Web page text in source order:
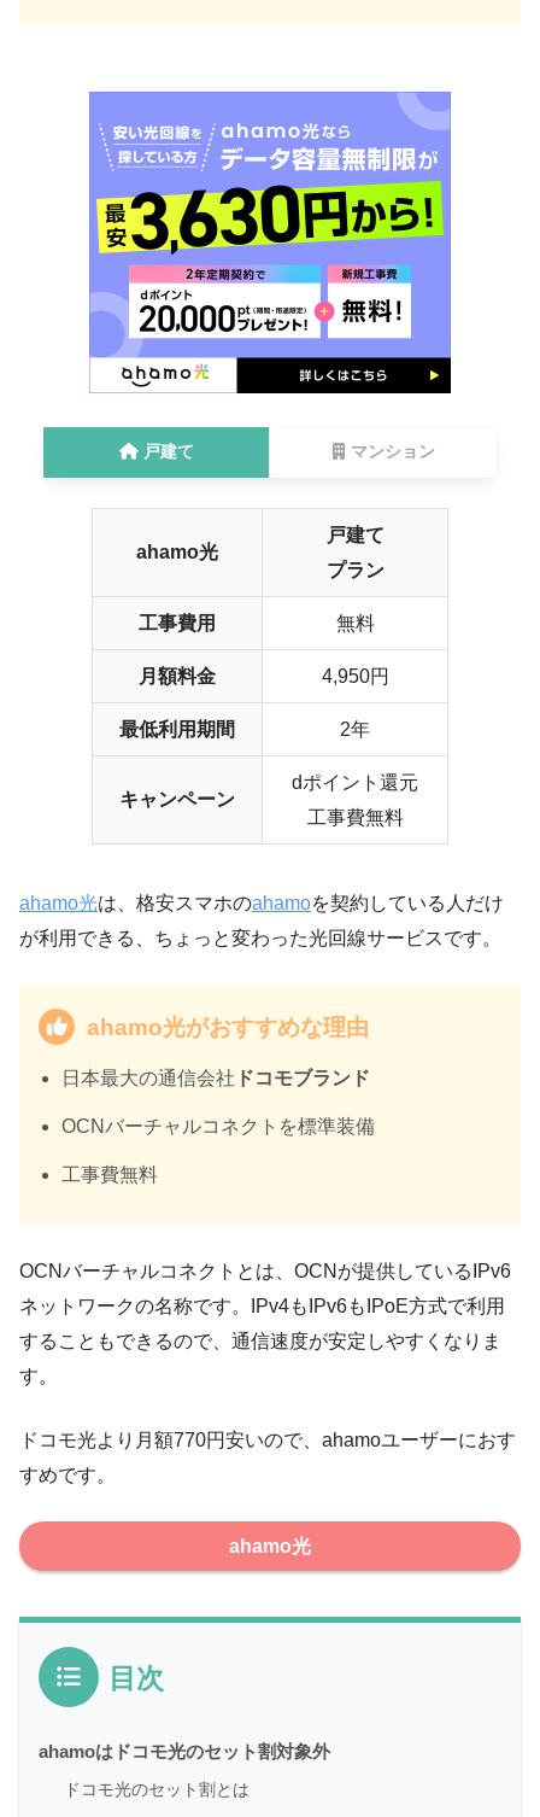
戸建て マンション
ahamo光
戸建て
プラン
工事費用 無料
月額料金 4,950円
最低利用期間 2年
キャンペーン
dポイント還元
工事費無料
ahamo光は、格安スマホのahamoを契約している人だけ
が利用できる、ちょっと変わった光回線サービスです。
ahamo光がおすすめな理由
日本最大の通信会社 ドコモブランド
OCNバーチャルコネクトを標準装備
工事費無料
OCNバーチャルコネクトとは、OCNが提供しているIPv6
ネットワークの名称です。IPv4もIPv6もIPoE方式で利用
することもできるので、通信速度が安定しやすくなりま
す。
ドコモ光より月額770円安いので、ahamoユーザーにおす
すめです。
ahamo光
目次
ahamoはドコモ光のセット割対象外
ドコモ光のセット割とは